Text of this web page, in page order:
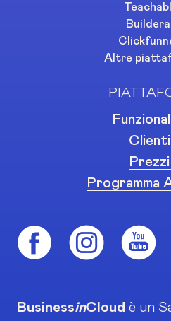
Altre
Programma
BusinessinCloud è un